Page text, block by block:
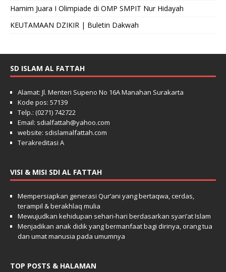
Hamim Juara I Olimpiade di OMP SMPIT Nur Hidayah
KEUTAMAAN DZIKIR | Buletin Dakwah
SD ISLAM AL FATTAH
Alamat: Jl. Menteri Supeno No 16A Manahan Surakarta
Kode pos: 57139
Telp.: (0271) 742722
Email: sdialfattah@yahoo.com
website: sdislamalfattah.com
Terakreditasi A
VISI & MISI SDI AL FATTAH
Mempersiapkan generasi Qur’ani yang bertaqwa, cerdas,
terampil & berakhlaq mulia
Mewujudkan kehidupan sehari-hari berdasarkan syari’at Islam
Menjadikan anak didik yang bermanfaat bagi dirinya, orang tua
dan umat manusia pada umumnya
TOP POSTS & HALAMAN